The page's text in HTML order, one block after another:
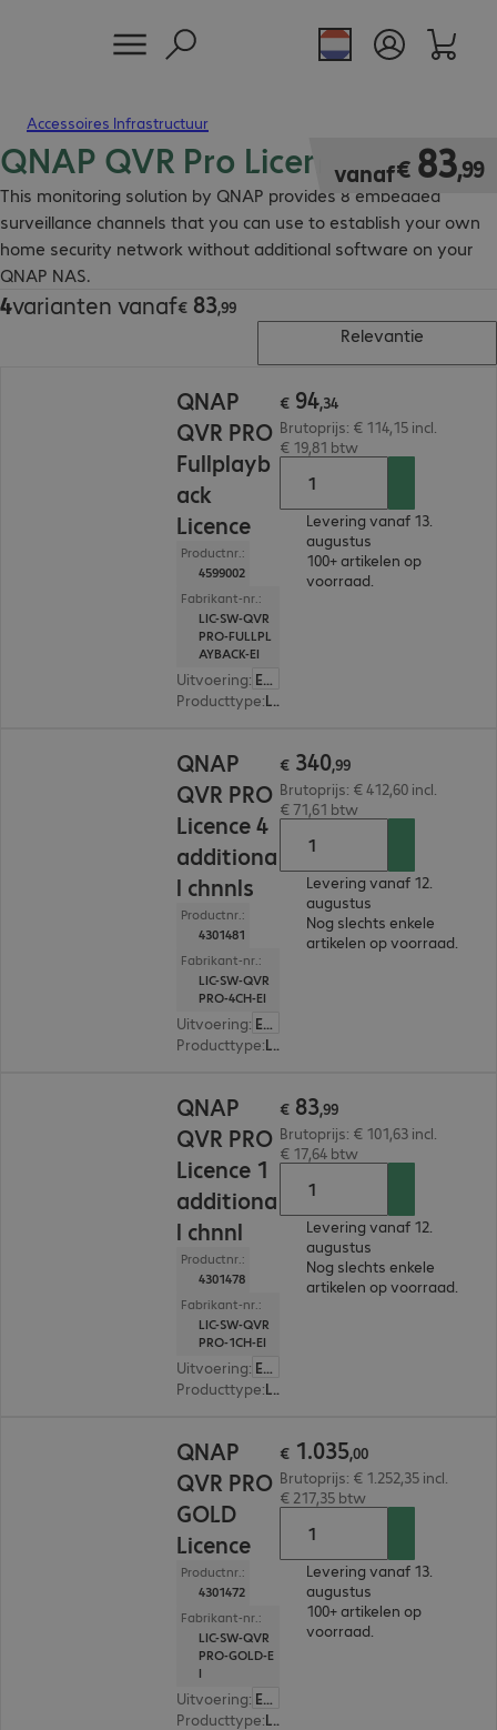
Accessoires Infrastructuur
QNAP QVR Pro Licences
This monitoring solution by QNAP provides 8 embedded
surveillance channels that you can use to establish your own
home security network without additional software on your
QNAP NAS.
vanaf€ 83,99
€ 83,99
4varianten vanaf€ 83,99
€ 83,99
Relevantie
QNAP
QVR PRO
Fullplayb
ack
Licence
Productnr.:
4599002
Fabrikant-nr.:
LIC-SW-QVR
PRO-FULLPL
AYBACK-EI
Uitvoering: Europa
Producttype: Licentie
€ 94,34
Brutoprijs: € 114,15 incl.
€ 19,81 btw
Levering vanaf 13.
augustus
100+ artikelen op
voorraad.
QNAP
QVR PRO
Licence 4
additiona
l chnnls
Productnr.:
4301481
Fabrikant-nr.:
LIC-SW-QVR
PRO-4CH-EI
Uitvoering: Europa
Producttype: Licentie
€ 340,99
Brutoprijs: € 412,60 incl.
€ 71,61 btw
Levering vanaf 12.
augustus
Nog slechts enkele
artikelen op voorraad.
QNAP
QVR PRO
Licence 1
additiona
l chnnl
Productnr.:
4301478
Fabrikant-nr.:
LIC-SW-QVR
PRO-1CH-EI
Uitvoering: Europa
Producttype: Licentie
€ 83,99
Brutoprijs: € 101,63 incl.
€ 17,64 btw
Levering vanaf 12.
augustus
Nog slechts enkele
artikelen op voorraad.
QNAP
QVR PRO
GOLD
Licence
Productnr.:
4301472
Fabrikant-nr.:
LIC-SW-QVR
PRO-GOLD-E
I
Uitvoering: Europa
Producttype: Licentie
€ 1.035,00
Brutoprijs: € 1.252,35 incl.
€ 217,35 btw
Levering vanaf 13.
augustus
100+ artikelen op
voorraad.